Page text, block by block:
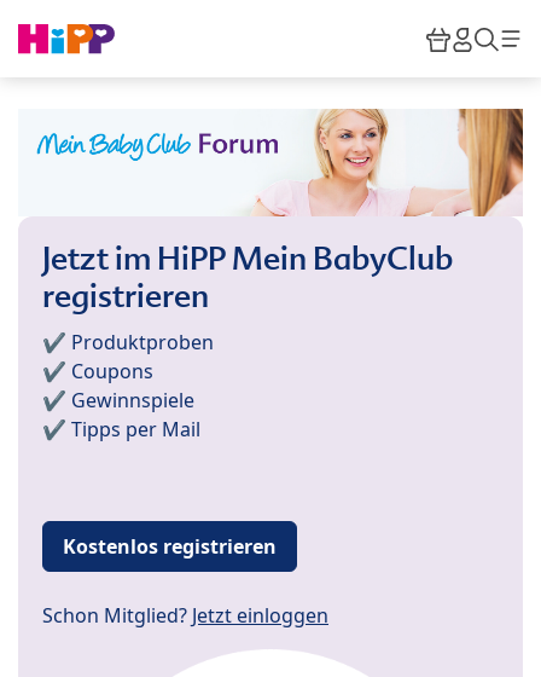
HiPP
Jetzt im HiPP Mein BabyClub
registrieren
✔️ Produktproben
✔️ Coupons
✔️ Gewinnspiele
✔️ Tipps per Mail
Kostenlos registrieren
Schon Mitglied? Jetzt einloggen